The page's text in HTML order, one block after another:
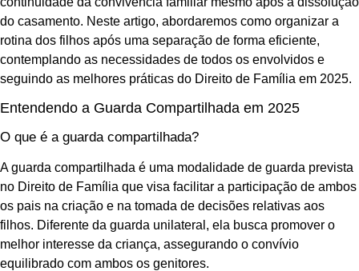
do casamento. Neste artigo, abordaremos como organizar a
rotina dos filhos após uma separação de forma eficiente,
contemplando as necessidades de todos os envolvidos e
seguindo as melhores práticas do Direito de Família em 2025.
Entendendo a Guarda Compartilhada em 2025
O que é a guarda compartilhada?
A guarda compartilhada é uma modalidade de guarda prevista
no Direito de Família que visa facilitar a participação de ambos
os pais na criação e na tomada de decisões relativas aos
filhos. Diferente da guarda unilateral, ela busca promover o
melhor interesse da criança, assegurando o convívio
equilibrado com ambos os genitores.